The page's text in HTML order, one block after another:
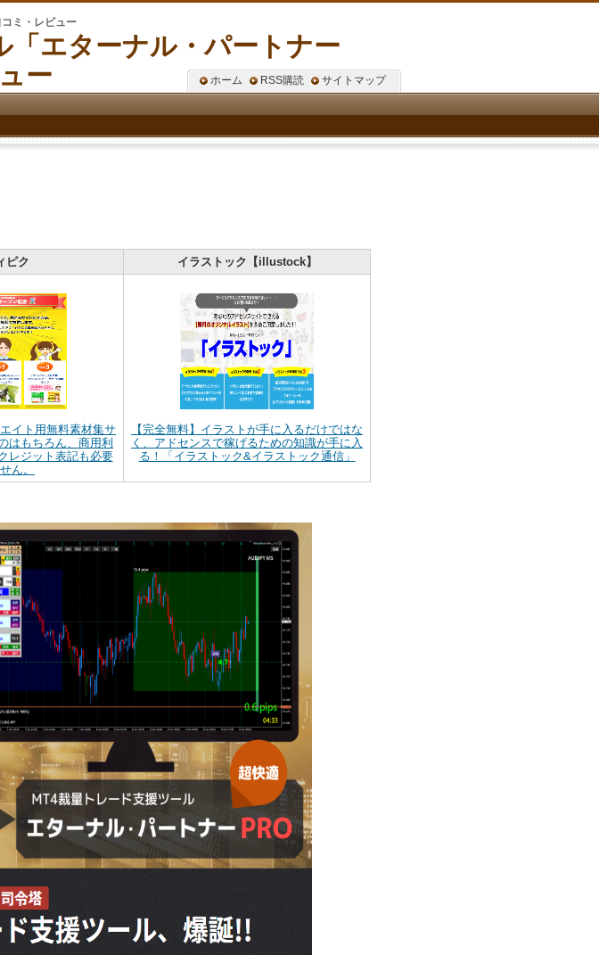
ミ・レビュー
「エターナル・パートナー
ー
ピク イラストック【illustock】
イト用無料素材集サ
はもちろん、商用利
レジット表記も必要
ん。
【完全無料】イラストが手に入るだけではな
く、アドセンスで稼げるための知識が手に入
る！「イラストック&イラストック通信」
ホーム RSS購読 サイトマップ